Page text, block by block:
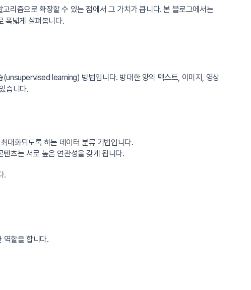
리즘으로 확장할 수 있는 점에서 그 가치가 큽니다. 본 블로그에서는
폭넓게 살펴봅니다.
learning) 방법입니다. 방대한 양의 텍스트, 이미지, 영상
습니다.
대화되도록 하는 데이터 분류 기법입니다.
츠는 서로 높은 연관성을 갖게 됩니다.
.
역할을 합니다.